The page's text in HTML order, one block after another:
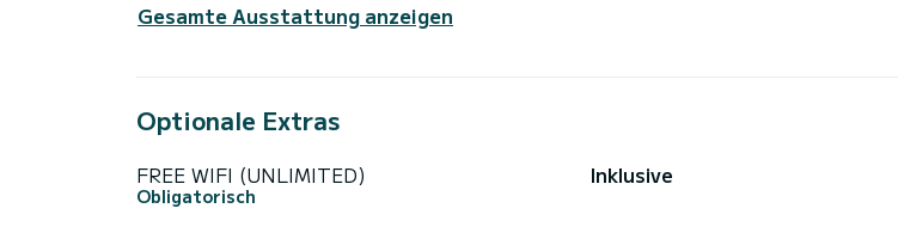
Gesamte Ausstattung anzeigen
Optionale Extras
FREE WIFI (UNLIMITED)
Obligatorisch
Inklusive